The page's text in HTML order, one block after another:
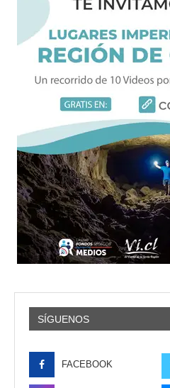
SÍGUENOS
FACEBOOK